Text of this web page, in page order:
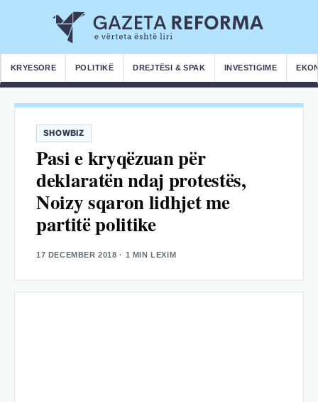
KRYESORE POLITIKË DREJTËSI & SPAK INVESTIGIME
SHOWBIZ
Pasi e kryqëzuan për
deklaratën ndaj protestës,
Noizy sqaron lidhjet me
partitë politike
17 DECEMBER 2018 · 1 MIN LEXIM